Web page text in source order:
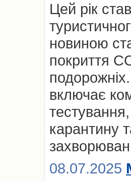
Цей рік
новиною
покриття
включає
карантину
08.07.2025